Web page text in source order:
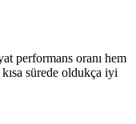
performans oranı hem
sürede oldukça iyi